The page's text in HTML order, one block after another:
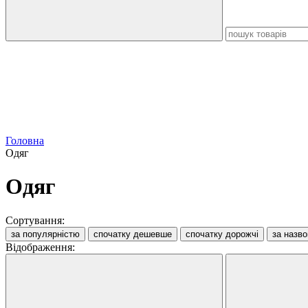
Головна
Одяг
Одяг
Сортування:
за популярністю спочатку дешевше спочатку дорожчі за
Відображення: